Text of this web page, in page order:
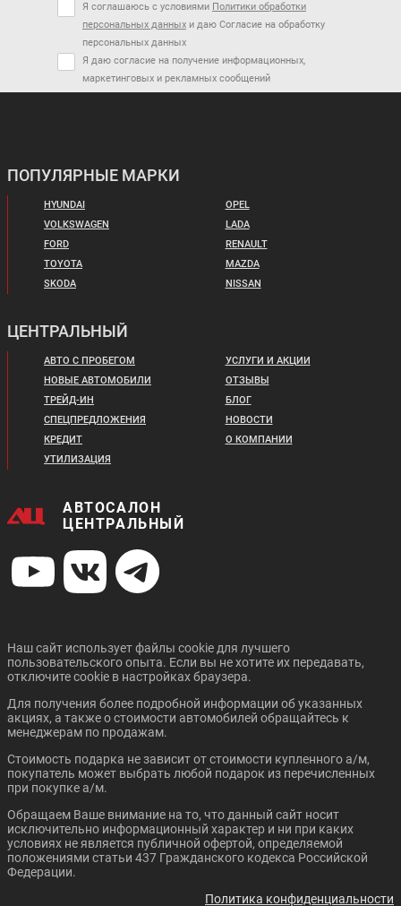
Я соглашаюсь с условиями Политики обработки
персональных данных и даю Согласие на обработку
персональных данных
Я даю согласие на получение информационных,
маркетинговых и рекламных сообщений
ПОПУЛЯРНЫЕ МАРКИ
HYUNDAI
VOLKSWAGEN
FORD
TOYOTA
SKODA
OPEL
LADA
RENAULT
MAZDA
NISSAN
ЦЕНТРАЛЬНЫЙ
АВТО С ПРОБЕГОМ
НОВЫЕ АВТОМОБИЛИ
ТРЕЙД-ИН
СПЕЦПРЕДЛОЖЕНИЯ
КРЕДИТ
УТИЛИЗАЦИЯ
УСЛУГИ И АКЦИИ
ОТЗЫВЫ
БЛОГ
НОВОСТИ
О КОМПАНИИ
АВТОСАЛОН
ЦЕНТРАЛЬНЫЙ
Наш сайт использует файлы cookie для лучшего
пользовательского опыта. Если вы не хотите их передавать,
отключите cookie в настройках браузера.
Для получения более подробной информации об указанных
акциях, а также о стоимости автомобилей обращайтесь к
менеджерам по продажам.
Стоимость подарка не зависит от стоимости купленного а/м,
покупатель может выбрать любой подарок из перечисленных
при покупке а/м.
Обращаем Ваше внимание на то, что данный сайт носит
исключительно информационный характер и ни при каких
условиях не является публичной офертой, определяемой
положениями статьи 437 Гражданского кодекса Российской
Федерации.
Политика конфиденциальности